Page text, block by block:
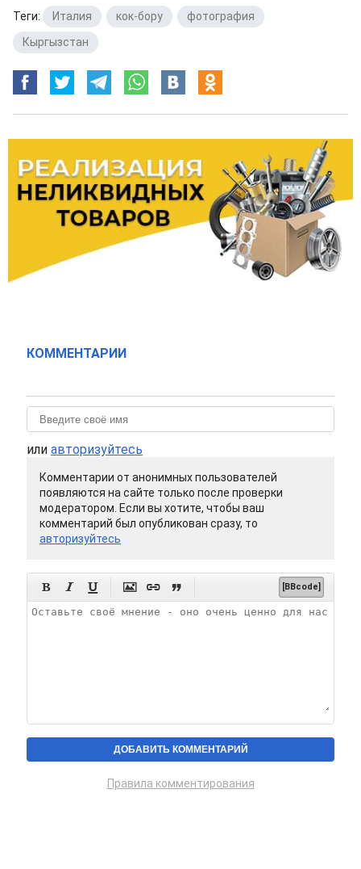
Теги: Италия кок-бору фотография
Кыргызстан
КОММЕНТАРИИ
или авторизуйтесь
Комментарии от анонимных пользователей
появляются на сайте только после проверки
модератором. Если вы хотите, чтобы ваш
комментарий был опубликован сразу, то
авторизуйтесь
      [BBcode]
Правила комментирования